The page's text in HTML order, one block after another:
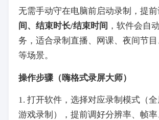
无需手动守在电脑前启动录制，提前
间、结束时长/结束时间 ，软件会自
务，适合录制直播、网课、夜间节
等场景。
操作步骤（嗨格式录屏大师）
1. 打开软件，选择对应录制模式（
游戏录制），提前调好分辨率、帧